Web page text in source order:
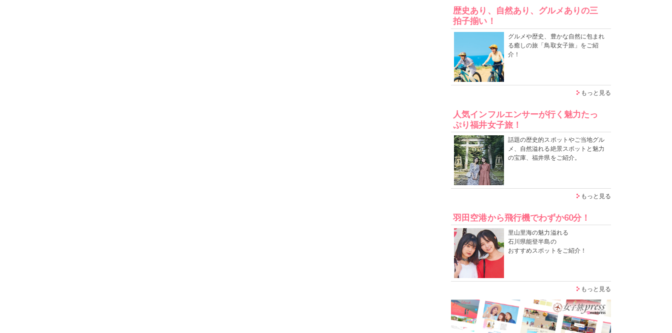
歴史あり、自然あり、グルメありの三
拍子揃い！
グルメや歴史、豊かな自然に包まれ
る癒しの旅「鳥取女子旅」をご紹
介！
もっと見る
人気インフルエンサーが行く魅力たっ
ぷり福井女子旅！
話題の歴史的スポットやご当地グル
メ、自然溢れる絶景スポットと魅力
の宝庫、福井県をご紹介。
もっと見る
羽田空港から飛行機でわずか60分！
里山里海の魅力溢れる
石川県能登半島の
おすすめスポットをご紹介！
もっと見る